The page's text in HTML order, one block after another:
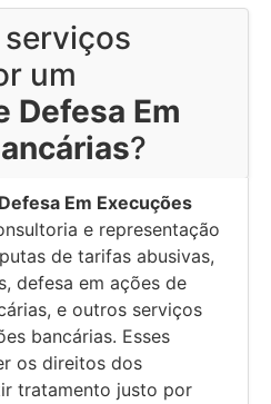
serviços
um
Defesa Em
?
Em Execuções
e representação
de tarifas abusivas,
defesa em ações de
e outros serviços
bancárias. Esses
os direitos dos
tratamento justo por